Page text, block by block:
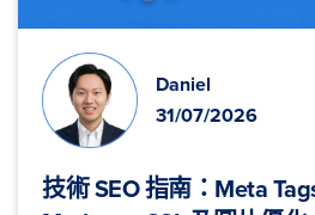
Daniel
31/07/2026
技術 SEO 指南：Meta